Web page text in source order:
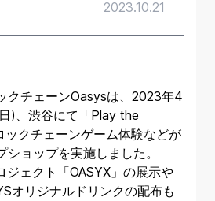
2023.10.21
クチェーンOasysは、2023年4
)、渋谷にて「Play the
ックチェーンゲーム体験などが
ョップを実施しました。
ェクト「OASYX」の展示や
オリジナルドリンクの配布も